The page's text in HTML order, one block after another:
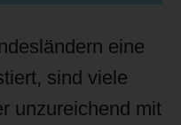
eine
sind viele
unzureichend mit